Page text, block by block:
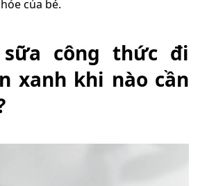
của bé.
công thức đi
xanh khi nào cần